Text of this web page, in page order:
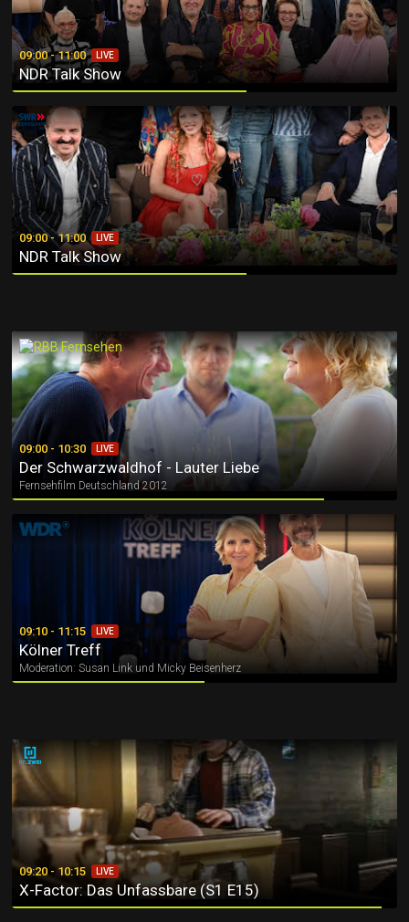
09:00 - 11:00 LIVE
NDR Talk Show
09:00 - 11:00 LIVE
NDR Talk Show
NDR Talk Show
09:00 - 10:30 LIVE
Der Schwarzwaldhof - Lauter Liebe
Fernsehfilm Deutschland 2012
Der Schwarzwaldhof - Lauter Liebe
09:10 - 11:15 LIVE
Kölner Treff
Moderation: Susan Link und Micky Beisenherz
Kölner Treff
09:20 - 10:15 LIVE
X-Factor: Das Unfassbare (S1 E15)
X-Factor: Das Unfassbare (S1 E15)